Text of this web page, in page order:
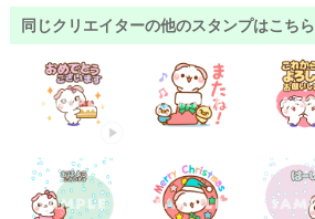
同じクリエイターの他のスタンプはこちら